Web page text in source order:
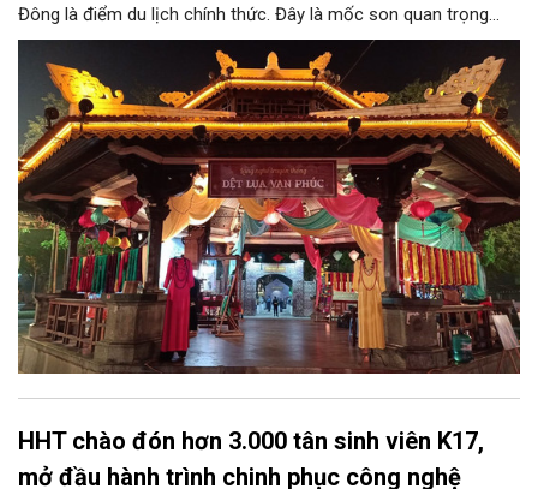
Đông là điểm du lịch chính thức. Đây là mốc son quan trọng
trong hành trình bảo tồn di sản văn hóa, đồng thời tạo cơ hội
lớn để làng nghề khẳng định vị thế, phát triển du lịch văn hóa
bền vững và lan tỏa tinh hoa lụa Việt.
HHT chào đón hơn 3.000 tân sinh viên K17,
mở đầu hành trình chinh phục công nghệ